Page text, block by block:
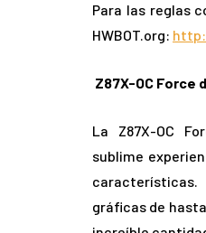
Para las reglas
HWBOT.org:
Z87X-OC Force
La Z87X-OC
sublime
gráficas de